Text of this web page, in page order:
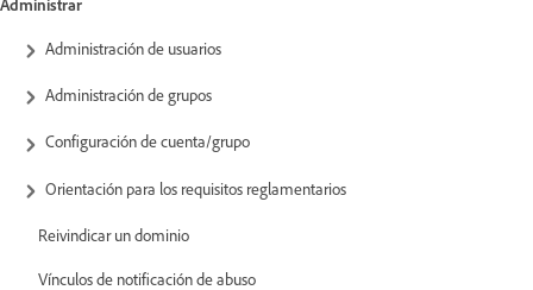
Administrar
Administración de usuarios
Administración de grupos
Configuración de cuenta/grupo
Orientación para los requisitos reglamentarios
Reivindicar un dominio
Vínculos de notificación de abuso